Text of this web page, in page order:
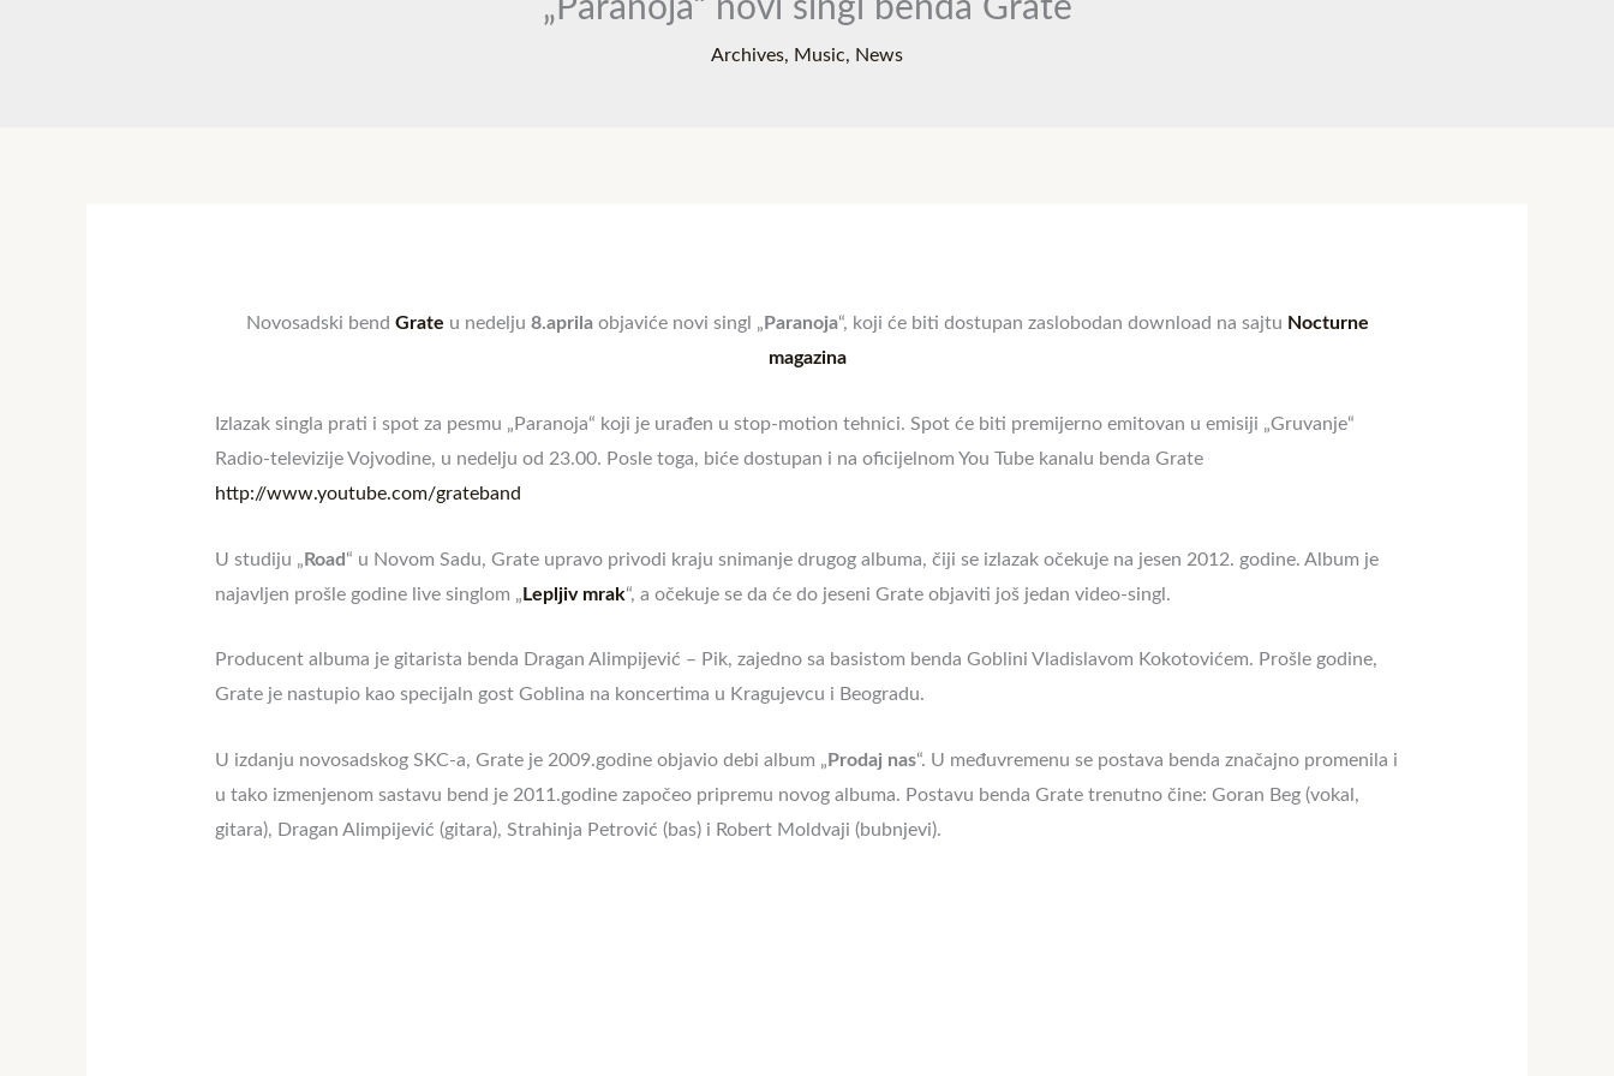
„Paranoja“ novi singl benda Grate
Archives, Music, News
Novosadski bend Grate u nedelju 8.aprilaobjaviće novi singl „ Paranoja“, koji će biti dostupan zaslobodan download na sajtu Nocturne
magazina
Izlazak singla prati i spot za pesmu „Paranoja“ koji je urađen u stop-motion tehnici. Spot će biti premijerno emitovan u emisiji „Gruvanje“
Radio-televizije Vojvodine, u nedelju od 23.00. Posle toga, biće dostupan i na oficijelnom You Tube kanalu benda Grate
http://www.youtube.com/grateband
U studiju „ Road “ u Novom Sadu, Grateupravo privodi kraju snimanje drugog albuma, čiji se izlazak očekuje na jesen 2012. godine. Album je
najavljen prošle godine live singlom „ Lepljiv mrak“, a očekuje se da će do jeseni Grateobjaviti još jedan video-singl.
Producent albuma je gitarista benda Dragan Alimpijević – Pik, zajedno sa basistom benda Goblini Vladislavom Kokotovićem. Prošle godine,
Grateje nastupio kao specijaln gost Goblina na koncertima u Kragujevcu i Beogradu.
U izdanju novosadskog SKC-a, Grateje 2009.godine objavio debi album „ Prodaj nas“. U međuvremenu se postava benda značajno promenila i
u tako izmenjenom sastavu bend je 2011.godine započeo pripremu novog albuma. Postavu benda Gratetrenutno čine: Goran Beg (vokal,
gitara), Dragan Alimpijević (gitara), Strahinja Petrović (bas) i Robert Moldvaji (bubnjevi).